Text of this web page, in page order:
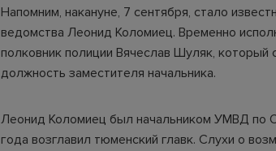
Напомним, накануне, 7 сентября, стало
ведомства Леонид Коломиец. Временно
полковник полиции Вячеслав Шуляк, который
должность заместителя начальника.
Леонид Коломиец был начальником УМВД по
года возглавил тюменский главк. Слухи о